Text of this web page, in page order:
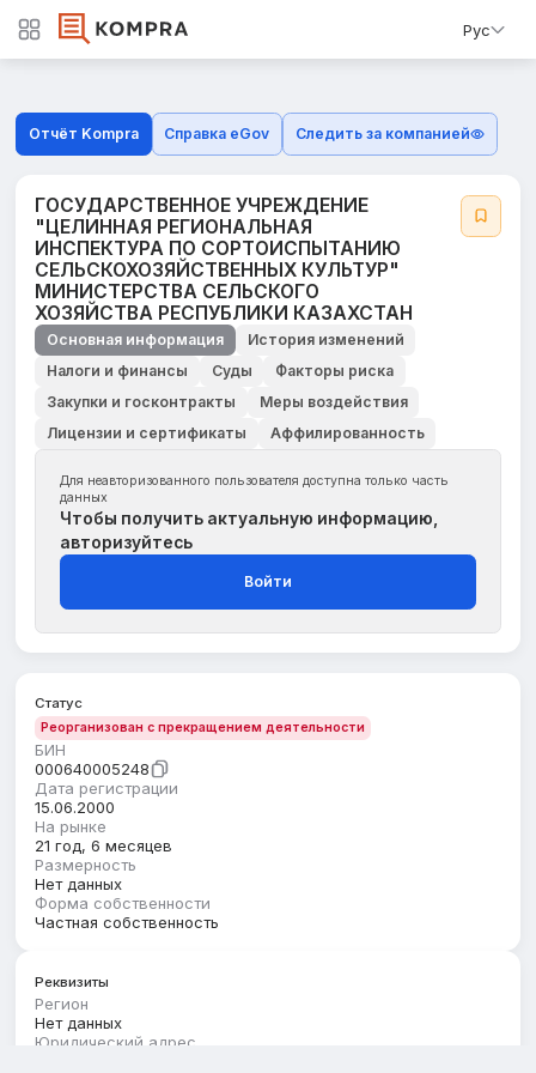
Рус
Отчёт Kompra Справка eGov Следить за компанией
ГОСУДАРСТВЕННОЕ УЧРЕЖДЕНИЕ
"ЦЕЛИННАЯ РЕГИОНАЛЬНАЯ
ИНСПЕКТУРА ПО СОРТОИСПЫТАНИЮ
СЕЛЬСКОХОЗЯЙСТВЕННЫХ КУЛЬТУР"
МИНИСТЕРСТВА СЕЛЬСКОГО
ХОЗЯЙСТВА РЕСПУБЛИКИ КАЗАХСТАН
Основная информация
История изменений
Налоги и финансы
Суды
Факторы риска
Закупки и госконтракты
Меры воздействия
Лицензии и сертификаты
Аффилированность
Для неавторизованного пользователя доступна только часть
данных
Чтобы получить актуальную информацию,
авторизуйтесь
Войти
Статус
Реорганизован с прекращением деятельности
БИН
000640005248
Дата регистрации
15.06.2000
На рынке
21 год, 6 месяцев
Размерность
Нет данных
Форма собственности
Частная собственность
Реквизиты
Регион
Нет данных
Юридический адрес